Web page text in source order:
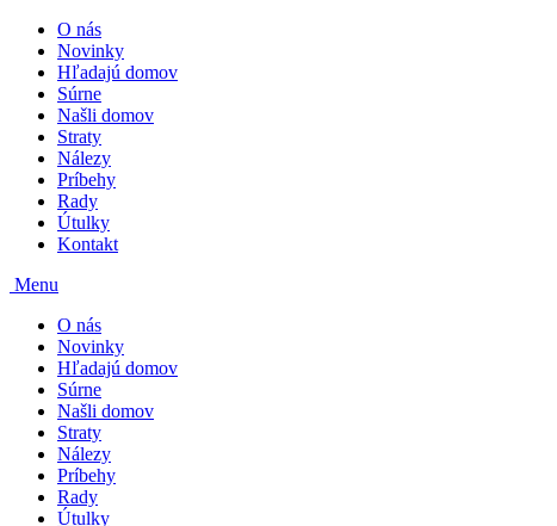
O nás
Novinky
Hľadajú domov
Súrne
Našli domov
Straty
Nálezy
Príbehy
Rady
Útulky
Kontakt
Menu
O nás
Novinky
Hľadajú domov
Súrne
Našli domov
Straty
Nálezy
Príbehy
Rady
Útulky